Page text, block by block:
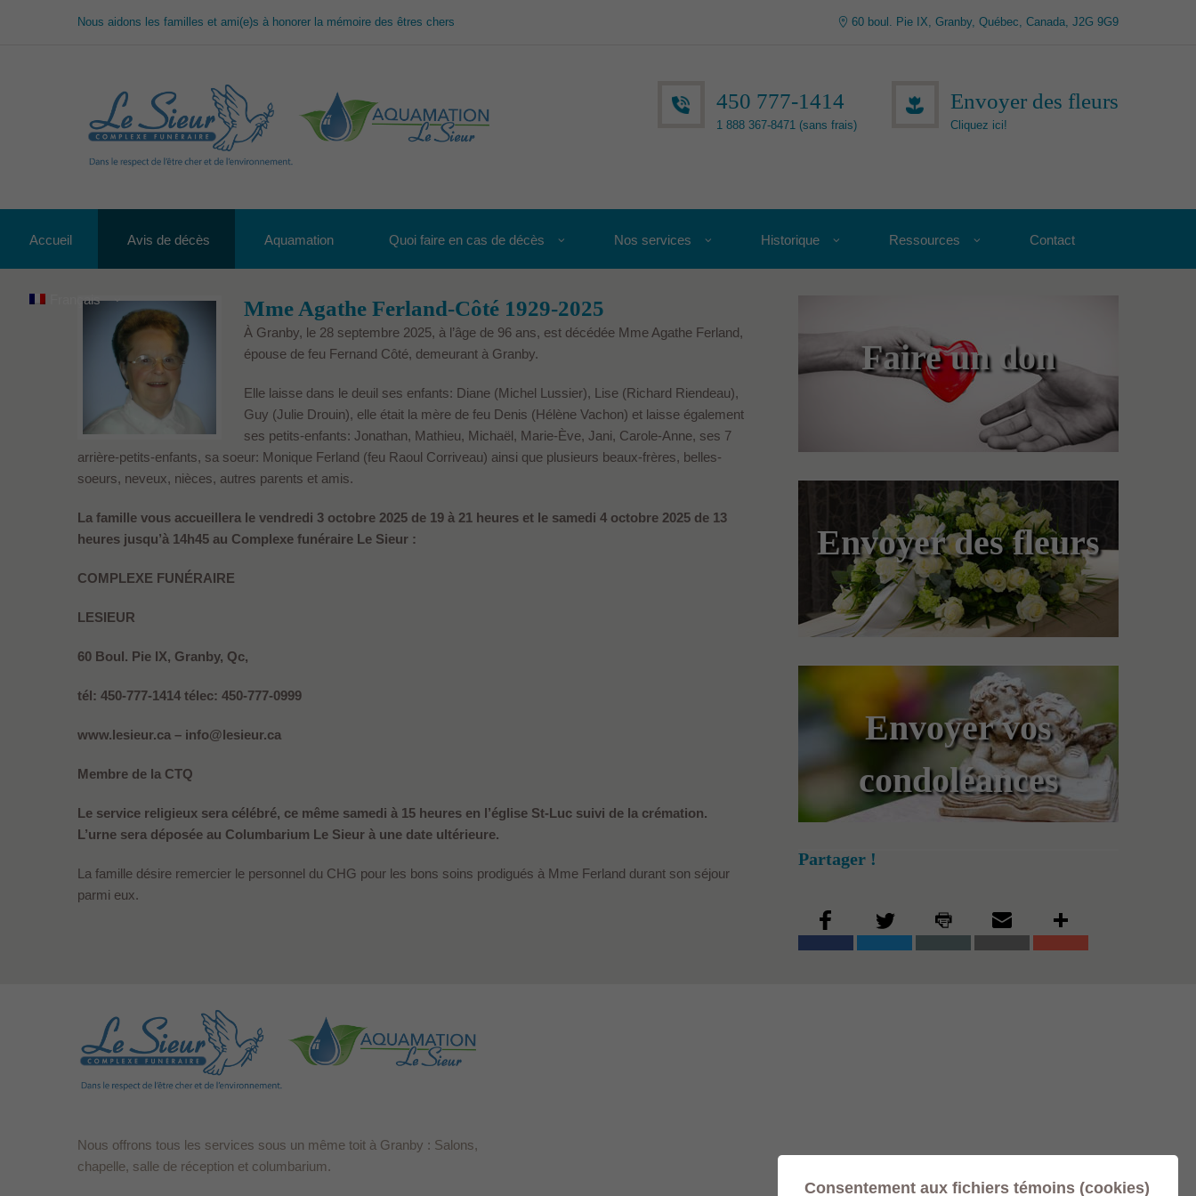
Nous aidons les familles et ami(e)s à honorer la mémoire des êtres chers 60 boul. Pie IX, Granby, Québec, Canada, J2G 9G9
450 777-1414
1 888 367-8471 (sans frais)
Envoyer des fleurs
Cliquez ici!
Accueil Avis de décès Aquamation Quoi faire en cas de décès Nos services Historique Ressources Contact
Français Mme Agathe Ferland-Côté 1929-2025
À Granby, le 28 septembre 2025, à l’âge de 96 ans, est décédée Mme Agathe Ferland,
épouse de feu Fernand Côté, demeurant à Granby.
Elle laisse dans le deuil ses enfants: Diane (Michel Lussier), Lise (Richard Riendeau),
Guy (Julie Drouin), elle était la mère de feu Denis (Hélène Vachon) et laisse également
ses petits-enfants: Jonathan, Mathieu, Michaël, Marie-Ève, Jani, Carole-Anne, ses 7
arrière-petits-enfants, sa soeur: Monique Ferland (feu Raoul Corriveau) ainsi que plusieurs beaux-frères, belles-
soeurs, neveux, nièces, autres parents et amis.
La famille vous accueillera le vendredi 3 octobre 2025 de 19 à 21 heures et le samedi 4 octobre 2025 de 13
heures jusqu’à 14h45 au Complexe funéraire Le Sieur :
COMPLEXE FUNÉRAIRE
LESIEUR
60 Boul. Pie IX, Granby, Qc,
tél: 450-777-1414 télec: 450-777-0999
www.lesieur.ca – info@lesieur.ca
Membre de la CTQ
Le service religieux sera célébré, ce même samedi à 15 heures en l’église St-Luc suivi de la crémation.
L’urne sera déposée au Columbarium Le Sieur à une date ultérieure.
La famille désire remercier le personnel du CHG pour les bons soins prodigués à Mme Ferland durant son séjour
parmi eux.
Faire un don
Envoyer des fleurs
Envoyer vos
condoléances
Partager !
Nous offrons tous les services sous un même toit à Granby : Salons,
chapelle, salle de réception et columbarium.
Consentement aux fichiers témoins (cookies)